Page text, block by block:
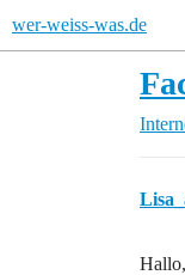
wer-weiss-was.de
Hallo,